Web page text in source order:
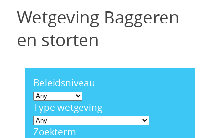
Wetgeving Baggeren
en storten
Beleidsniveau
Type wetgeving
Zoekterm